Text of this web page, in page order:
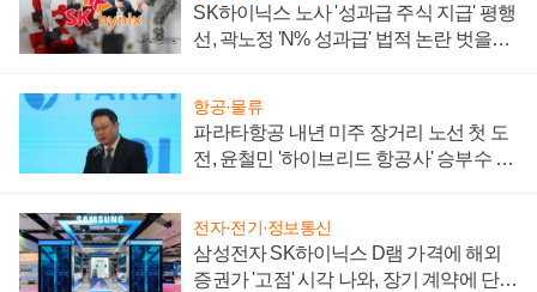
SK하이닉스 노사 '성과급 주식 지급' 평행
선, 곽노정 'N% 성과급' 법적 논란 벗을지
항공·물류
파라타항공 내년 미주 장거리 노선 첫 도
전, 윤철민 '하이브리드 항공사' 승부수 통
전자·전기·정보통신
삼성전자 SK하이닉스 D램 가격에 해외
증권가 '고점' 시각 나와, 장기 계약에 단점